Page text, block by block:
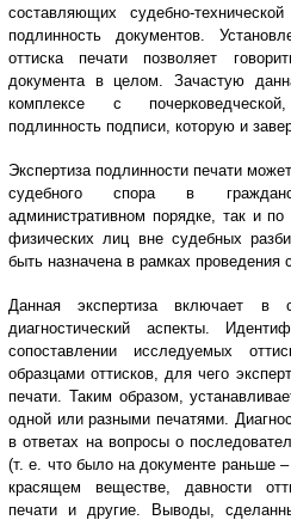
составляющих судебно-
подлинность документов.
оттиска печати позволяет
документа в целом. Зачастую
комплексе с
подлинность подписи, которую и
Экспертиза подлинности печати
судебного спора в
административном порядке, так и
физических лиц вне судебных
быть назначена в рамках проведения
Данная экспертиза включает в
диагностический аспекты.
сопоставлении исследуемых
образцами оттисков, для чего
печати. Таким образом,
одной или разными печатями.
в ответах на вопросы о
(т. е. что было на документе раньше
красящем веществе, давности
печати и другие. Выводы,